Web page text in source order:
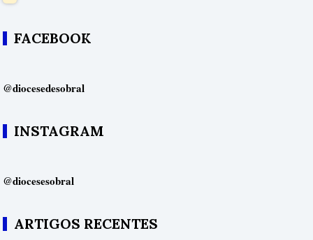
FACEBOOK
@diocesedesobral
INSTAGRAM
@diocesesobral
ARTIGOS RECENTES